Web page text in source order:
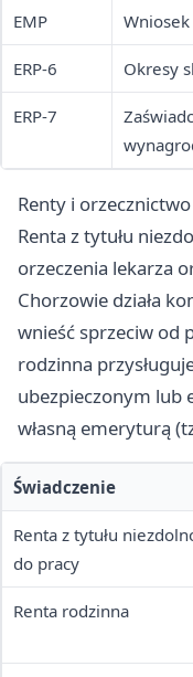
EMP
ERP-6 Okresy
ERP-7
Renty i orzecznictwo
Renta z tytułu
orzeczenia lekarza
Chorzowie działa
wnieść sprzeciw od
rodzinna
ubezpieczonym lub
własną emeryturą
Świadczenie
Renta z tytułu
do pracy
Renta rodzinna